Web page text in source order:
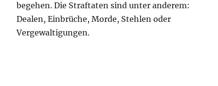
begehen. Die Straftaten sind unter anderem:
Dealen, Einbrüche, Morde, Stehlen oder
Vergewaltigungen.